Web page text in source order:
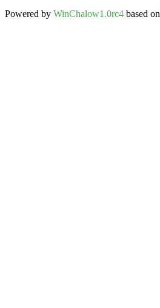
Powered by WinChalow1.0rc4 based on